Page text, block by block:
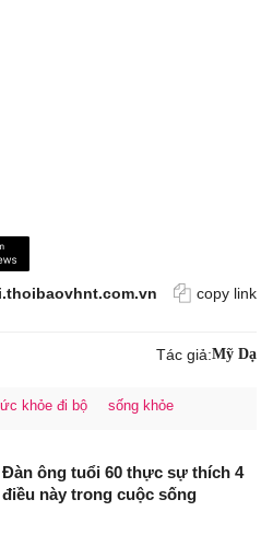
copy link
Tác giả:Mỹ Dạ
khỏe đi bộ sống khỏe
Đàn ông tuổi 60 thực sự thích 4
điều này trong cuộc sống